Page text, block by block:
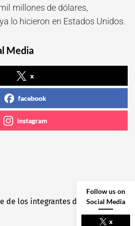
millones de dólares,
lo hicieron en Estados Unidos.
Media
x
facebook
instagram
de los integrantes del grupo
Follow us on
Social Media
x